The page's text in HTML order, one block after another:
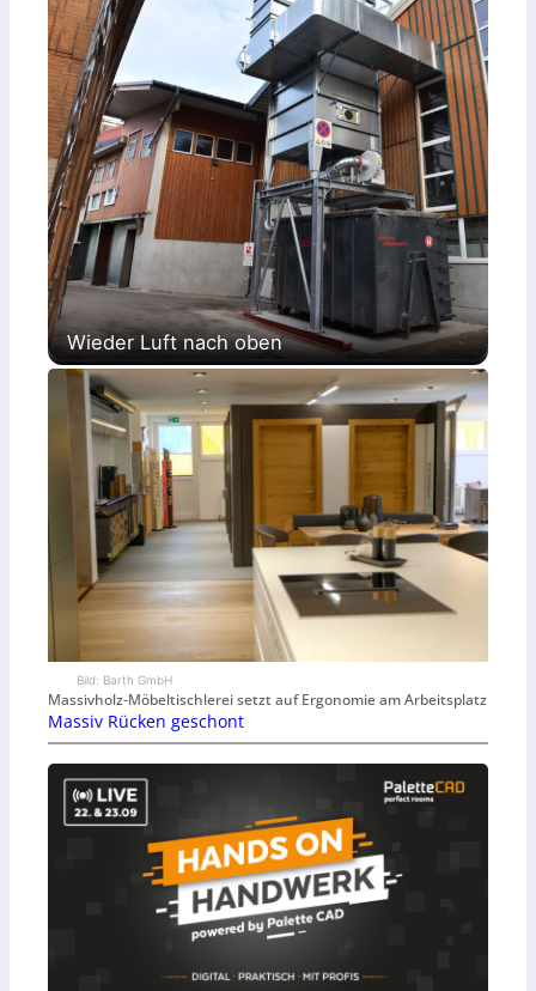
Wieder Luft nach oben
Bild: Barth GmbH
Massivholz-Möbeltischlerei setzt auf Ergonomie am Arbeitsplatz
Massiv Rücken geschont